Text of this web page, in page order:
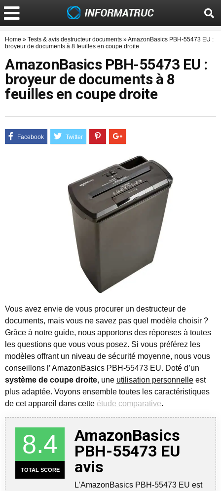
Home » Tests & avis destructeur documents »AmazonBasics PBH-55473 EU :
broyeur de documents à 8 feuilles en coupe droite
AmazonBasics PBH-55473 EU :
broyeur de documents à 8
feuilles en coupe droite
Vous avez envie de vous procurer un destructeur de
documents, mais vous ne savez pas quel modèle choisir ?
Grâce à notre guide, nous apportons des réponses à toutes
les questions que vous vous posez. Si vous préférez les
modèles offrant un niveau de sécurité moyenne, nous vous
conseillons l’ AmazonBasics PBH-55473 EU. Doté d’un
système de coupe droite, une utilisation personnelle est
plus adaptée. Voyons ensemble toutes les caractéristiques
de cet appareil dans cette étude comparative.
8.4
TOTAL SCORE
AmazonBasics
PBH-55473 EU
avis
L’AmazonBasics PBH-55473 EU est